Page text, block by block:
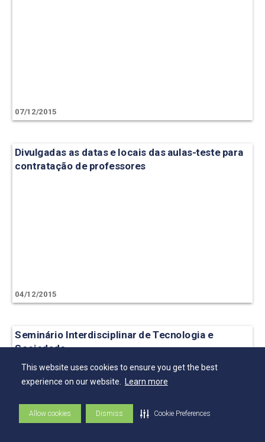
This website uses cookies to ensure you get the best
experience on our website. Learn more
Allow cookies Dismiss Cookie Preferences
07/12/2015
Divulgadas as datas e locais das aulas-teste para
contratação de professores
04/12/2015
Seminário Interdisciplinar de Tecnologia e
Sociedade